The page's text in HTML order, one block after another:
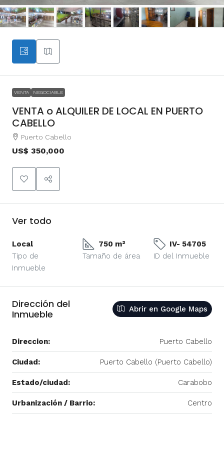
VENTA NEGOCIABLE
VENTA o ALQUILER DE LOCAL EN PUERTO
CABELLO
Puerto Cabello
US$ 350,000
Ver todo
Local
Tipo de
Inmueble
750 m²
Tamaño de área
IV- 54705
ID del Inmueble
Dirección del
Inmueble
Abrir en Google Maps
Direccion: Puerto Cabello
Ciudad: Puerto Cabello (Puerto Cabello)
Estado/ciudad: Carabobo
Urbanización / Barrio: Centro